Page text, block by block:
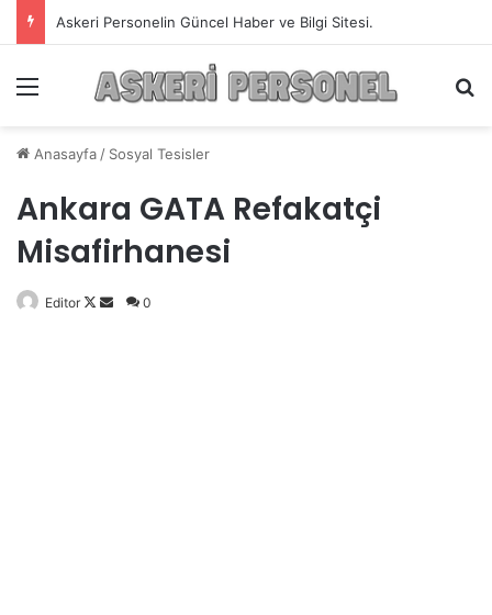
Askeri Personelin Güncel Haber ve Bilgi Sitesi.
Anasayfa / Sosyal Tesisler
Ankara GATA Refakatçi
Misafirhanesi
Editor
Follow
Bir
0